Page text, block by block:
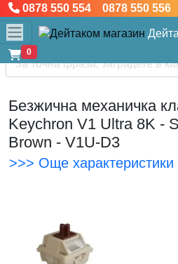
0878 550 554 0878 550 556
0
Безжична механичка
Keychron V1 Ultra 8K -
Brown - V1U-D3
>>> Още характеристики